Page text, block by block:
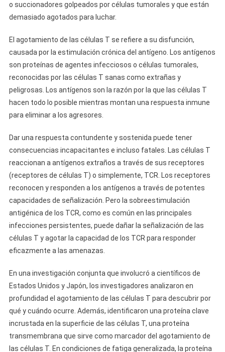
o succionadores golpeados por células tumorales y que están
demasiado agotados para luchar.
El agotamiento de las células T se refiere a su disfunción,
causada por la estimulación crónica del antígeno. Los antígenos
son proteínas de agentes infecciosos o células tumorales,
reconocidas por las células T sanas como extrañas y
peligrosas. Los antígenos son la razón por la que las células T
hacen todo lo posible mientras montan una respuesta inmune
para eliminar a los agresores.
Dar una respuesta contundente y sostenida puede tener
consecuencias incapacitantes e incluso fatales. Las células T
reaccionan a antígenos extraños a través de sus receptores
(receptores de células T) o simplemente, TCR. Los receptores
reconocen y responden a los antígenos a través de potentes
capacidades de señalización. Pero la sobreestimulación
antigénica de los TCR, como es común en las principales
infecciones persistentes, puede dañar la señalización de las
células T y agotar la capacidad de los TCR para responder
eficazmente a las amenazas.
En una investigación conjunta que involucró a científicos de
Estados Unidos y Japón, los investigadores analizaron en
profundidad el agotamiento de las células T para descubrir por
qué y cuándo ocurre. Además, identificaron una proteína clave
incrustada en la superficie de las células T, una proteína
transmembrana que sirve como marcador del agotamiento de
las células T. En condiciones de fatiga generalizada, la proteína